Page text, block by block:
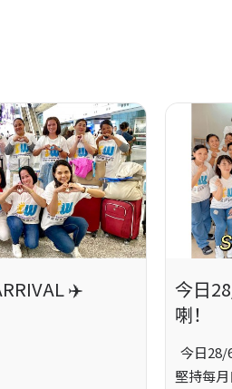
✈️
今日
喇！
堅持每